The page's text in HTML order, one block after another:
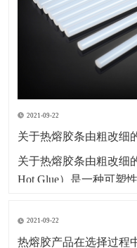
2021-09-22
关于热熔胶条由粗改细
关于热熔胶条由粗改细
Hot Glue）是一种可塑
无味，属环保型化学产
包装、运输、存储、无
2021-09-22
热熔胶产品在选择过程